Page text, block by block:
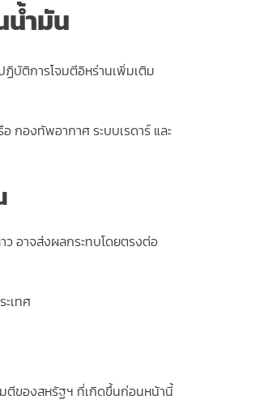
น้ำมัน
บัติการโจมตีอิหร่านเพิ่มเติม
กองทัพอากาศ ระบบเรดาร์ และ
อาจส่งผลกระทบโดยตรงต่อ
เทศ
ตีของสหรัฐฯ ที่เกิดขึ้นก่อนหน้านี้